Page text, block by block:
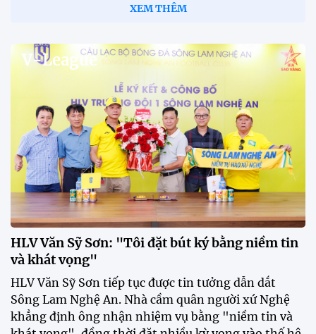
ASEAN Cup 2026
Dàn sao U23 Việt Nam hội quân
trong mưa, sẵn sàng cho chiến
dịch ASIAD 2026
11:28 29/07/2026
Dàn sao U23 Việt Nam hội quân,
sẵn sàng chinh phục ASIAD
2026
Đội tuyển Việt Nam được tiếp
thêm sức mạnh trước trận gặp